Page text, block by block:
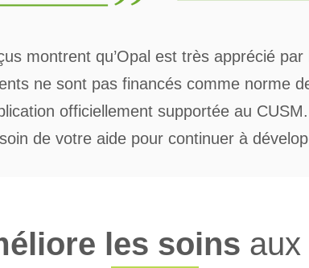
montrent qu’Opal est très apprécié par
ne sont pas financés comme norme
officiellement supportée au
de votre aide pour continuer à
les soins aux